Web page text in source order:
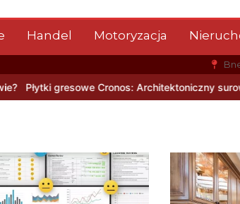
Handel Motoryzacja
Architektoniczny surowiec, kamienny rysunek